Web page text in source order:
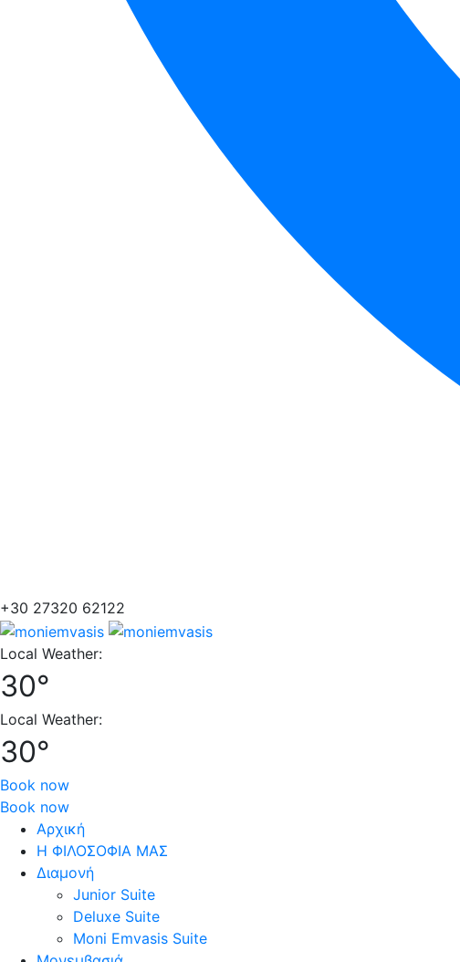
+30 27320 62122
Local Weather:
30°
Local Weather:
30°
Book now
Book now
Αρχική
Η ΦΙΛΟΣΟΦΙΑ ΜΑΣ
Διαμονή
Junior Suite
Deluxe Suite
Moni Emvasis Suite